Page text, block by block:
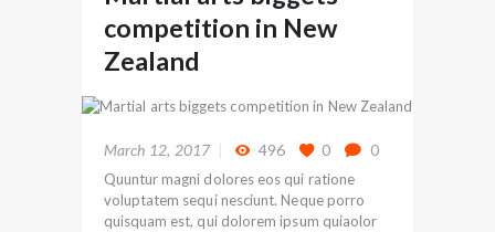
competition in New
Zealand
March 12, 2017 496 0 0
Quuntur magni dolores eos qui ratione
voluptatem sequi nesciunt. Neque porro
quisquam est, qui dolorem ipsum quiaolor